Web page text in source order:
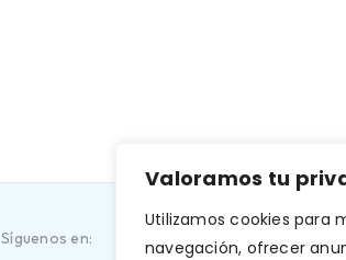
Valoramos tu
Utilizamos cookies para
navegación, ofrecer
Síguenos en: